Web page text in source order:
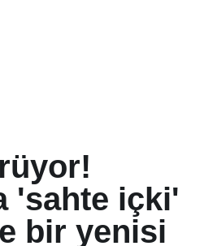
'sahte içki'
bir yenisi